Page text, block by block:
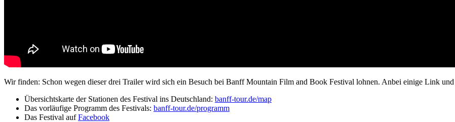
Wir finden: Schon wegen dieser drei Trailer wird sich ein Besuch bei Banff Mountain Film and Book Festival lohnen. Anbei einige Link
Übersichtskarte der Stationen des Festival ins Deutschland: banff-tour.de/map
Das vorläufige Programm des Festivals: banff-tour.de/programm
Das Festival aufFacebook